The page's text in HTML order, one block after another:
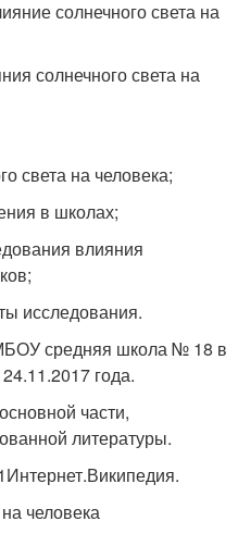
солнечного света на
солнечного света на
света на человека;
в школах;
влияния
исследования.
средняя школа № 18 в
года.
части,
литературы.
Интернет.Википедия.
человека